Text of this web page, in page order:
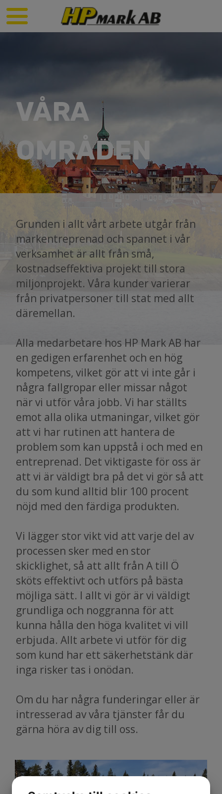
VÅRA
OMRÅDEN
Grunden i allt vårt arbete utgår från
markentreprenad och spannet i vår
verksamhet är allt från små,
kostnadseffektiva projekt till stora
miljonprojekt. Våra kunder varierar
från privatpersoner till stat med allt
däremellan.
Alla medarbetare hos HP Mark AB har
en gedigen erfarenhet och en hög
kompetens, vilket gör att vi inte går i
några fallgropar eller missar något
när vi utför våra jobb. Vi har ställts
emot alla olika utmaningar, vilket gör
att vi har rutinen att hantera de
problem som kan uppstå i och med en
entreprenad. Det viktigaste för oss är
att vi är väldigt bra på det vi gör så att
du som kund alltid blir 100 procent
nöjd med den färdiga produkten.
Vi lägger stor vikt vid att varje del av
processen sker med en stor
skicklighet, så att allt från A till Ö
sköts effektivt och utförs på bästa
möjliga sätt. I allt vi gör är vi väldigt
grundliga och noggranna för att
kunna hålla den höga kvalitet vi vill
erbjuda. Allt arbete vi utför för dig
som kund har ett säkerhetstänk där
inga risker tas i onödan.
Om du har några funderingar eller är
intresserad av våra tjänster får du
gärna höra av dig till oss.